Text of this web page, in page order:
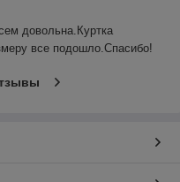
довольна.Куртка
все подошло.Спасибо!